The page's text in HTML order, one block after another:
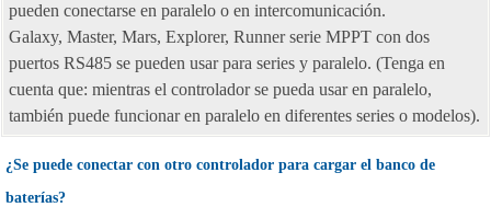
pueden conectarse en paralelo o en intercomunicación.
Galaxy, Master, Mars, Explorer, Runner serie MPPT con dos
puertos RS485 se pueden usar para series y paralelo. (Tenga en
cuenta que: mientras el controlador se pueda usar en paralelo,
también puede funcionar en paralelo en diferentes series o modelos).
¿Se puede conectar con otro controlador para cargar el banco de
baterías?